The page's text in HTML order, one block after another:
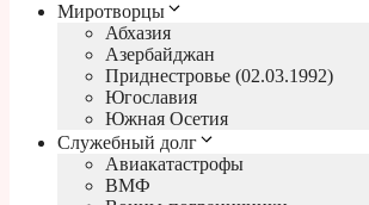
Миротворцы
Абхазия
Азербайджан
Приднестровье (02.03.1992)
Югославия
Южная Осетия
Служебный долг
Авиакатастрофы
ВМФ